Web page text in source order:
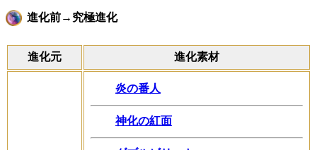
進化前→究極進化
進化元 進化素材
炎の番人
神化の紅面